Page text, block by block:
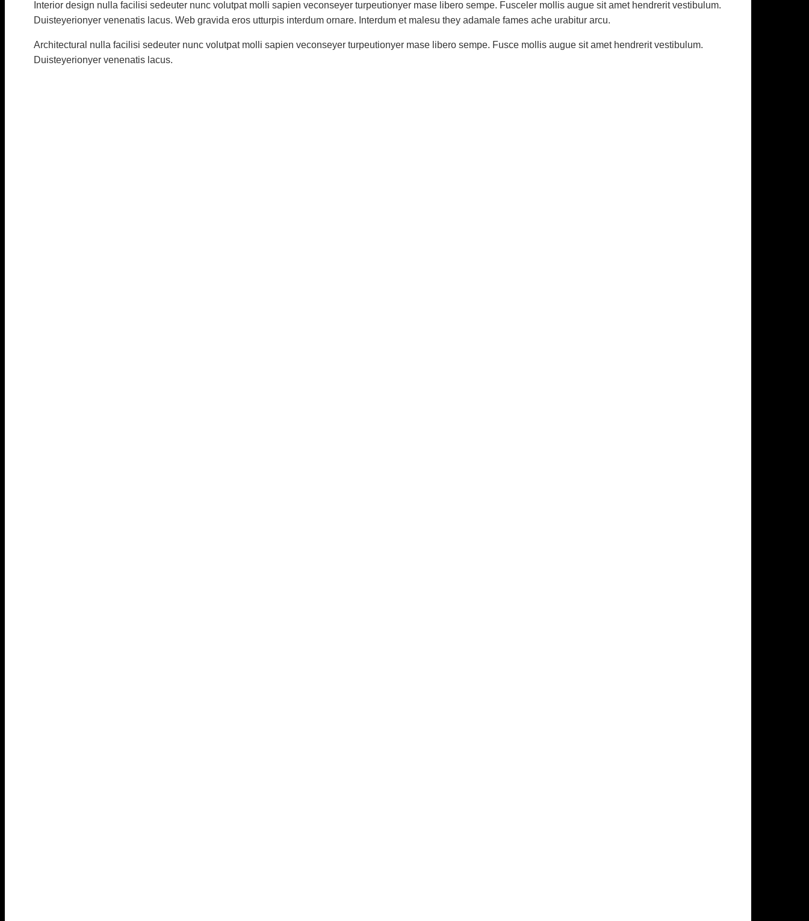
Interior design nulla facilisi sedeuter nunc volutpat molli sapien veconseyer turpeutionyer mase libero sempe. Fusceler mollis augue sit amet hendrerit vestibulum.
Duisteyerionyer venenatis lacus. Web gravida eros utturpis interdum ornare. Interdum et malesu they adamale fames ache urabitur arcu.
Architectural nulla facilisi sedeuter nunc volutpat molli sapien veconseyer turpeutionyer mase libero sempe. Fusce mollis augue sit amet hendrerit vestibulum.
Duisteyerionyer venenatis lacus.